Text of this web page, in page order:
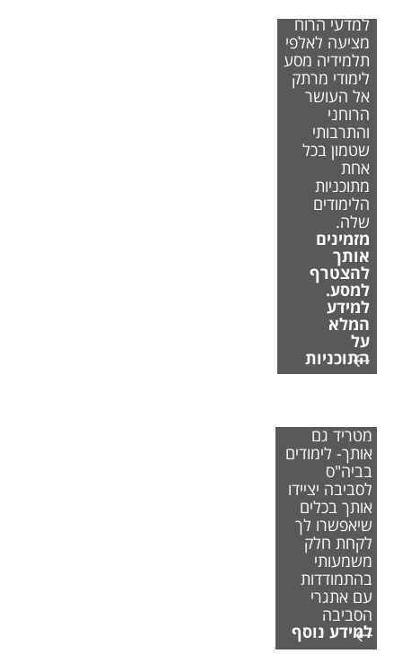
למדעי הרוח
מציעה לאלפי
תלמידיה מסע
לימודי מרתק
אל העושר
הרוחני
והתרבותי
שטמון בכל
אחת
מתוכניות
הלימודים
שלה.
מזמינים
אותך
להצטרף
למסע.
למידע
המלא
על
התוכניות
מטריד גם
אותך- לימודים
בביה"ס
לסביבה יציידו
אותך בכלים
שיאפשרו לך
לקחת חלק
משמעותי
בהתמודדות
עם אתגרי
הסביבה
למידע נוסף